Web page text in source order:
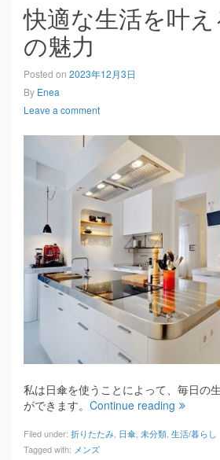
快適な生活を叶
の魅力
Posted on 2023年12月3日
By Enea
Leave a comment
私は日傘を使うことによって、毎日の
ができます。 Continue reading
Filed under: 折りたたみ 日傘 未分類 生活/暮らし
Tagged with: メンズ